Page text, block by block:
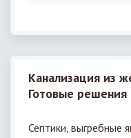
Канализация из
Готовые
Септики, выгребные